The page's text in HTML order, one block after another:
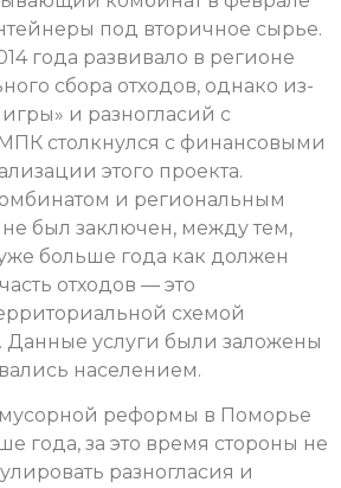
под вторичное сырье.
года развивало в регионе
сбора отходов, однако из-
и разногласий с
столкнулся с финансовыми
этого проекта.
и региональным
был заключен, между тем,
больше года как должен
отходов — это
схемой
услуги были заложены
населением.
мусорной реформы в Поморье
года, за это время стороны не
разногласия и